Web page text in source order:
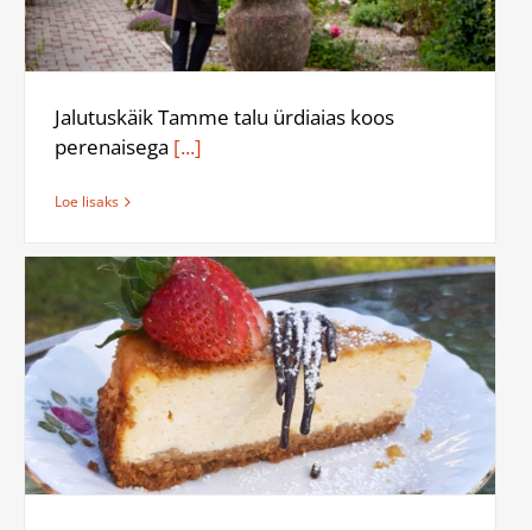
Jalutuskäik Tamme talu ürdiaias koos
perenaisega [...]
Loe lisaks